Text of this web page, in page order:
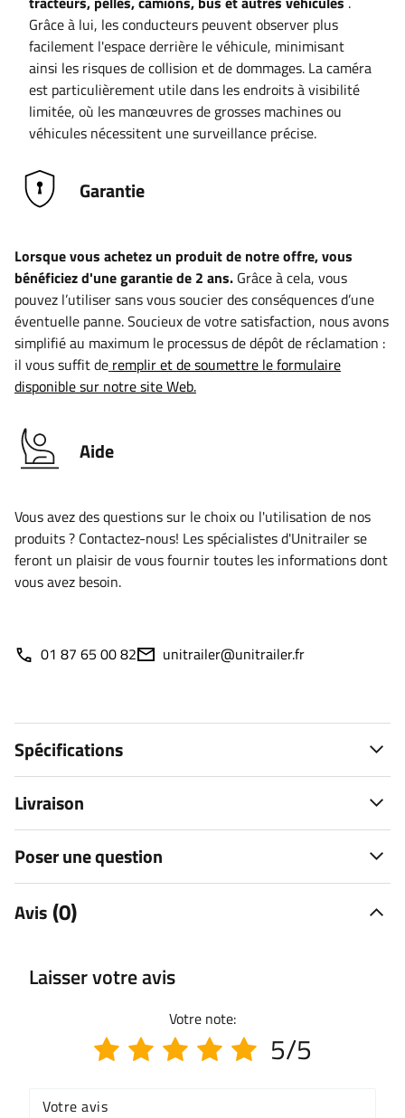
Grâce à lui, les conducteurs peuvent observer plus
facilement l'espace derrière le véhicule, minimisant
ainsi les risques de collision et de dommages. La caméra
est particulièrement utile dans les endroits à visibilité
limitée, où les manœuvres de grosses machines ou
véhicules nécessitent une surveillance précise.
Garantie
Lorsque vous achetez un produit de notre offre, vous
bénéficiez d'une garantie de 2 ans. Grâce à cela, vous
pouvez l’utiliser sans vous soucier des conséquences d’une
éventuelle panne. Soucieux de votre satisfaction, nous avons
simplifié au maximum le processus de dépôt de réclamation :
il vous suffit de remplir et de soumettre le formulaire
disponible sur notre site Web.
Aide
Vous avez des questions sur le choix ou l'utilisation de nos
produits ? Contactez-nous! Les spécialistes d'Unitrailer se
feront un plaisir de vous fournir toutes les informations dont
vous avez besoin.
01 87 65 00 82 unitrailer@unitrailer.fr
Spécifications
Livraison
Poser une question
Avis (0)
Laisser votre avis
Votre note:
5/5
Votre avis